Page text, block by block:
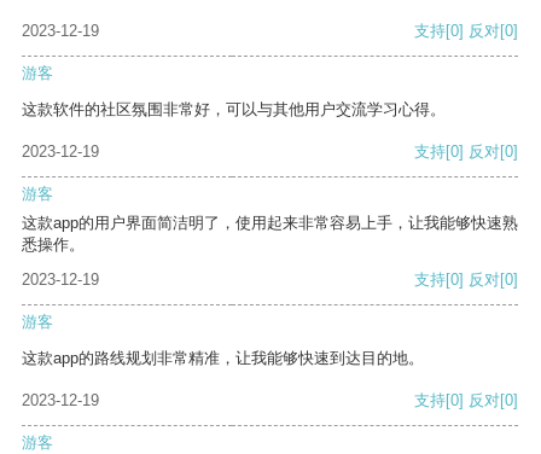
2023-12-19 支持[0] 反对[0]
游客
这款软件的社区氛围非常好，可以与其他用户交流学习心得。
2023-12-19 支持[0] 反对[0]
游客
这款app的用户界面简洁明了，使用起来非常容易上手，让我能够快速熟
悉操作。
2023-12-19
支持[0] 反对[0]
游客
这款app的路线规划非常精准，让我能够快速到达目的地。
2023-12-19 支持[0] 反对[0]
游客